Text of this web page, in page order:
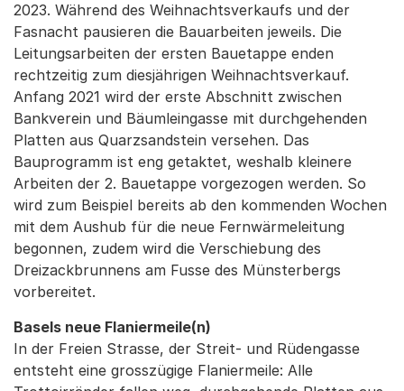
2023. Während des Weihnachtsverkaufs und der
Fasnacht pausieren die Bauarbeiten jeweils. Die
Leitungsarbeiten der ersten Bauetappe enden
rechtzeitig zum diesjährigen Weihnachtsverkauf.
Anfang 2021 wird der erste Abschnitt zwischen
Bankverein und Bäumleingasse mit durchgehenden
Platten aus Quarzsandstein versehen. Das
Bauprogramm ist eng getaktet, weshalb kleinere
Arbeiten der 2. Bauetappe vorgezogen werden. So
wird zum Beispiel bereits ab den kommenden Wochen
mit dem Aushub für die neue Fernwärmeleitung
begonnen, zudem wird die Verschiebung des
Dreizackbrunnens am Fusse des Münsterbergs
vorbereitet.
Basels neue Flaniermeile(n)
In der Freien Strasse, der Streit- und Rüdengasse
entsteht eine grosszügige Flaniermeile: Alle